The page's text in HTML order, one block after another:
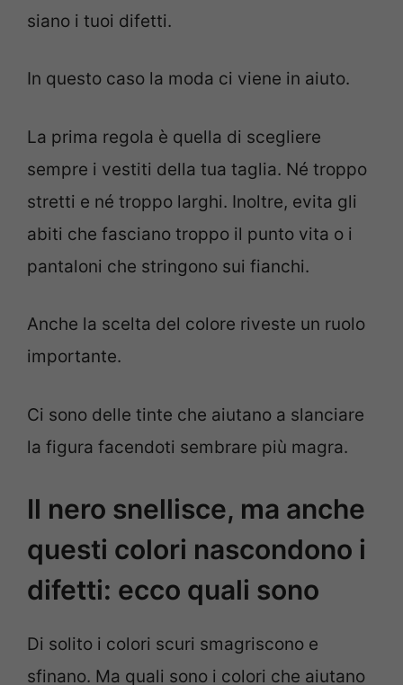
siano i tuoi difetti.
In questo caso la moda ci viene in aiuto.
La prima regola è quella di scegliere
sempre i vestiti della tua taglia. Né troppo
stretti e né troppo larghi. Inoltre, evita gli
abiti che fasciano troppo il punto vita o i
pantaloni che stringono sui fianchi.
Anche la scelta del colore riveste un ruolo
importante.
Ci sono delle tinte che aiutano a slanciare
la figura facendoti sembrare più magra.
Il nero snellisce, ma anche
questi colori nascondono i
difetti: ecco quali sono
Di solito i colori scuri smagriscono e
sfinano. Ma quali sono i colori che aiutano